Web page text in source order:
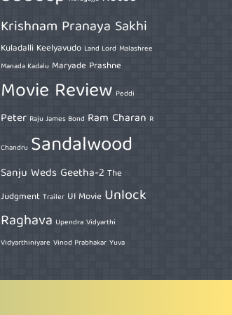
Krishnam Pranaya Sakhi
Kuladalli Keelyavudo Land Lord Malashree
Manada Kadalu Maryade Prashne
Movie Review Peddi
Peter Raju James Bond Ram Charan R
Chandru Sandalwood
Sanju Weds Geetha-2 The
Judgment Trailer UI Movie Unlock
Raghava Upendra Vidyarthi
Vidyarthiniyare Vinod Prabhakar Yuva